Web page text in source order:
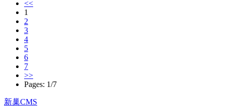
<<
1
2
3
4
5
6
7
>>
Pages: 1/7
新巢CMS